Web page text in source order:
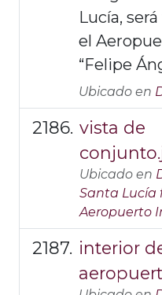
Lucía,
el
“Felipe
Ubicado en
vista de
Ubicado en
Santa Lucía
Aeropuerto
interior